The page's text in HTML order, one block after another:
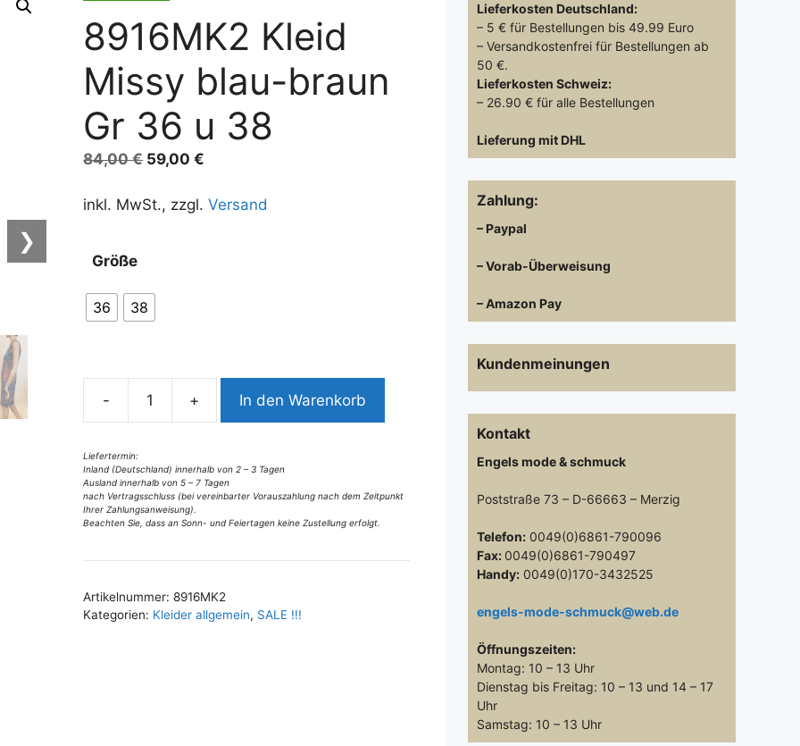
❯
8916MK2 Kleid
Missy blau-braun
Gr 36 u 38
84,00€ Ursprünglicher
war:
59,00€
ist:
inkl. MwSt., zzgl.Versand
Größe
36 38
-
8916MK2
Missy
blau-
braun
Gr
u
38
Menge
+ In den Warenkorb
Liefertermin:
Inland (Deutschland) innerhalb von 2 – 3 Tagen
Ausland innerhalb von 5 – 7 Tagen
nach Vertragsschluss (bei vereinbarter Vorauszahlung nach dem Zeitpunkt
Ihrer Zahlungsanweisung).
Beachten Sie, dass an Sonn- und Feiertagen keine Zustellung erfolgt.
t
e
a
i
v
e
:
Artikelnummer:8916MK2
Kategorien: Kleider allgemein, SALE !!!
Lieferkosten Deutschland:
– 5 € für Bestellungen bis 49.99 Euro
– Versandkostenfrei für Bestellungen ab
50 €.
Lieferkosten Schweiz:
– 26.90 € für alle Bestellungen
Lieferung mit DHL
Zahlung:
– Paypal
– Vorab-Überweisung
– Amazon Pay
Kundenmeinungen
Kontakt
Engels mode & schmuck
Poststraße 73 – D-66663 – Merzig
Telefon: 0049(0)6861-790096
Fax: 0049(0)6861-790497
Handy: 0049(0)170-3432525
engels-mode-schmuck@web.de
Öffnungszeiten:
Montag: 10 – 13 Uhr
Dienstag bis Freitag: 10 – 13 und 14 – 17
Uhr
Samstag: 10 – 13 Uhr